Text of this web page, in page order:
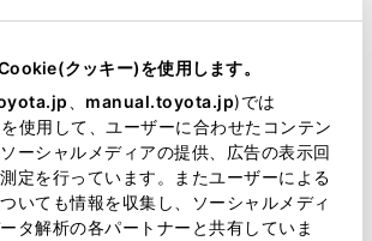
クッキー)を使用します。
manual.toyota.jp)では
使用して、ユーザーに合わせたコンテン
ーシャルメディアの提供、広告の表示回
定を行っています。またユーザーによる
いても情報を収集し、ソーシャルメディ
タ解析の各パートナーと共有していま